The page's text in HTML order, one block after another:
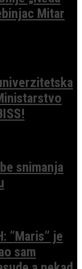
Mitar
snimanja
”Maris” je
sam